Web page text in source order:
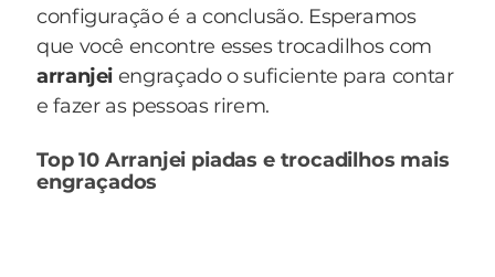
configuração é a conclusão. Esperamos
que você encontre esses trocadilhos com
arranjei engraçado o suficiente para contar
e fazer as pessoas rirem.
Top 10 Arranjei piadas e trocadilhos mais
engraçados